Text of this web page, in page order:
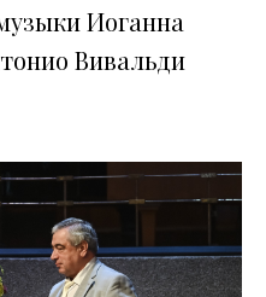
Иоганна
Вивальди